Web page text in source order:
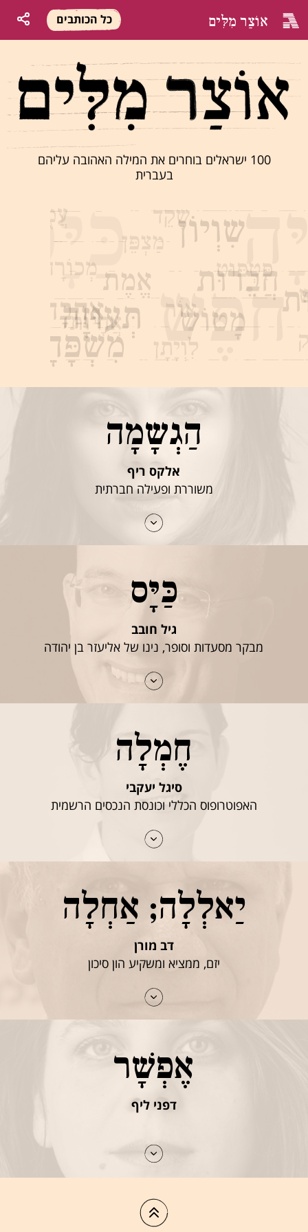
כל הכותבים אוֹצַר מִלִּים
100 ישראלים בוחרים את המילה האהובה עליהם
בעברית
הַגְשָמָה
אלקס ריף
משוררת ופעילה חברתית
כַּיָּס
גיל חובב
מבקר מסעדות וסופר, נינו של אליעזר בן יהודה
חֶמְלָה
סיגל יעקבי
האפוטרופוס הכללי וכונסת הנכסים הרשמית
יַאלְלָה; אַחְלָה
דב מורן
יזם, ממציא ומשקיע הון סיכון
אֶפְשָׁר
דפני ליף